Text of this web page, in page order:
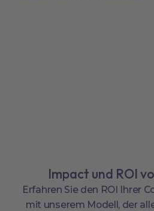
Impact und ROI
Erfahren Sie den ROI Ihrer
mit unserem Modell, der